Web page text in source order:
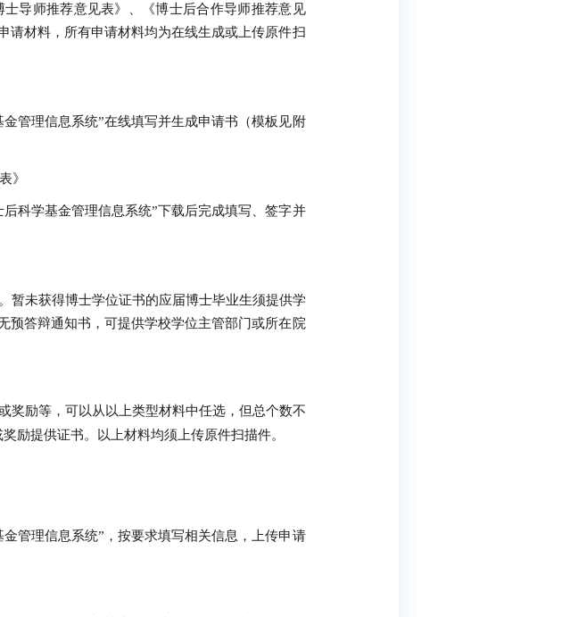
导师推荐意见表》、《博士后合作导师推荐意见
请材料，所有申请材料均为在线生成或上传原件扫
管理信息系统”在线填写并生成申请书（模板见附
》
科学基金管理信息系统”下载后完成填写、签字并
暂未获得博士学位证书的应届博士毕业生须提供学
预答辩通知书，可提供学校学位主管部门或所在院
奖励等，可以从以上类型材料中任选，但总个数不
励提供证书。以上材料均须上传原件扫描件。
管理信息系统”，按要求填写相关信息，上传申请